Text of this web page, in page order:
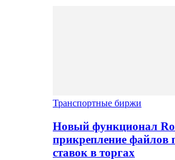
Транспортные биржи
Новый функционал
прикрепление файлов
ставок в торгах